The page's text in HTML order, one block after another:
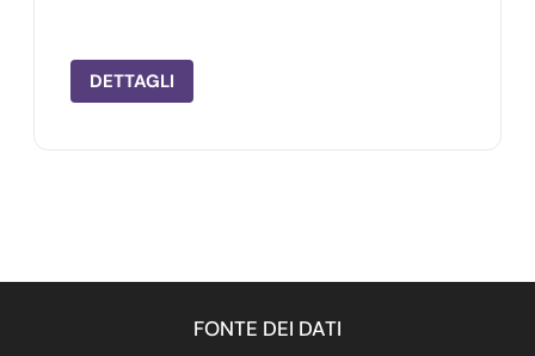
DETTAGLI
FONTE DEI DATI